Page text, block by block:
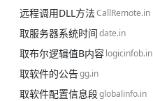
远程调用DLL方法CallRemote.in
取服务器系统时间date.in
取布尔逻辑值B内容logicinfob.in
取软件的公告gg.in
取软件配置信息段globalinfo.in